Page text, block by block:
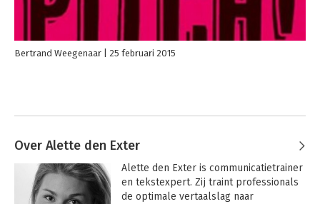
Bertrand Weegenaar 25 februari 2015
Over Alette den Exter
Alette den Exter is communicatietrainer
en tekstexpert. Zij traint professionals
de optimale vertaalslag naar